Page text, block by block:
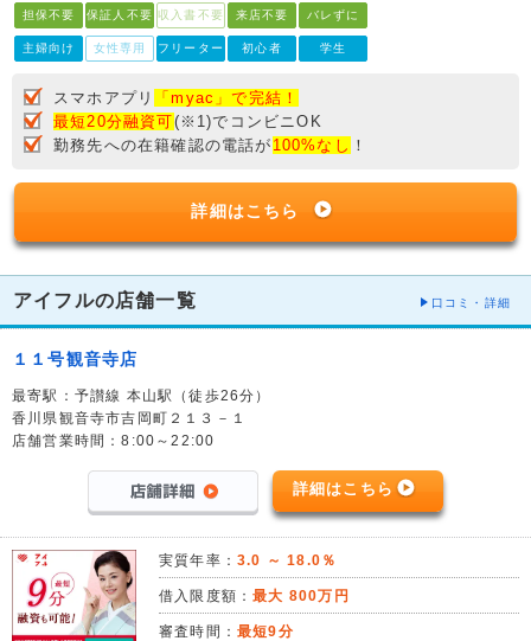
担保不要 保証人不要 収入書不要 来店不要 バレずに
主婦向け 女性専用 フリーター 初心者 学生
スマホアプリ
「myac」で完結！
最短20分融資可(※1)でコンビニOK
勤務先への在籍確認の電話が 100%なし ！
詳細はこちら
アイフルの店舗一覧 口コミ・詳細
１１号観音寺店
最寄駅：予讃線 本山駅（徒歩26分）
香川県観音寺市吉岡町２１３－１
店舗営業時間：8:00～22:00
詳細はこちら
実質年率： 3.0 ～ 18.0％
借入限度額：最大 800万円
審査時間： 最短9分